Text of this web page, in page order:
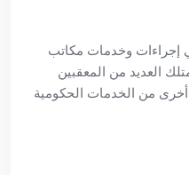
وخدمات مكاتب
العديد من المعقبين
من الخدمات الحكومية